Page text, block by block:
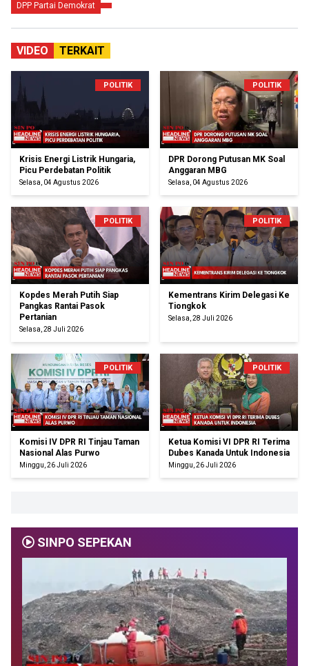
DPP Partai Demokrat
VIDEO TERKAIT
POLITIK
Krisis Energi Listrik Hungaria,
Picu Perdebatan Politik
Selasa, 04 Agustus 2026
POLITIK
DPR Dorong Putusan MK Soal
Anggaran MBG
Selasa, 04 Agustus 2026
POLITIK
Kopdes Merah Putih Siap
Pangkas Rantai Pasok
Pertanian
Selasa, 28 Juli 2026
POLITIK
Kementrans Kirim Delegasi Ke
Tiongkok
Selasa, 28 Juli 2026
POLITIK
Komisi IV DPR RI Tinjau Taman
Nasional Alas Purwo
Minggu, 26 Juli 2026
POLITIK
Ketua Komisi VI DPR RI Terima
Dubes Kanada Untuk Indonesia
Minggu, 26 Juli 2026
SINPO SEPEKAN